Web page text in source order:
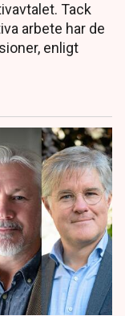
Tack
arbete har de
enligt